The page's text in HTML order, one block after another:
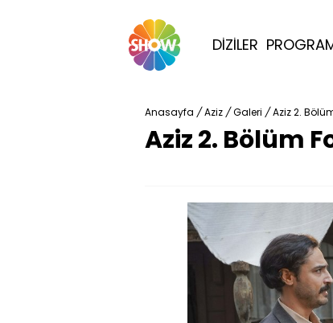
DİZİLER
Anasayfa / Aziz / Galeri / Aziz 2.
Aziz 2. Bölüm